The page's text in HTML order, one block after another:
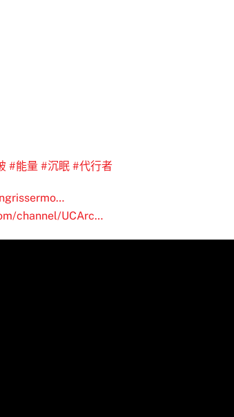
#能量 #沉眠 #代行者
channel/UCArc…